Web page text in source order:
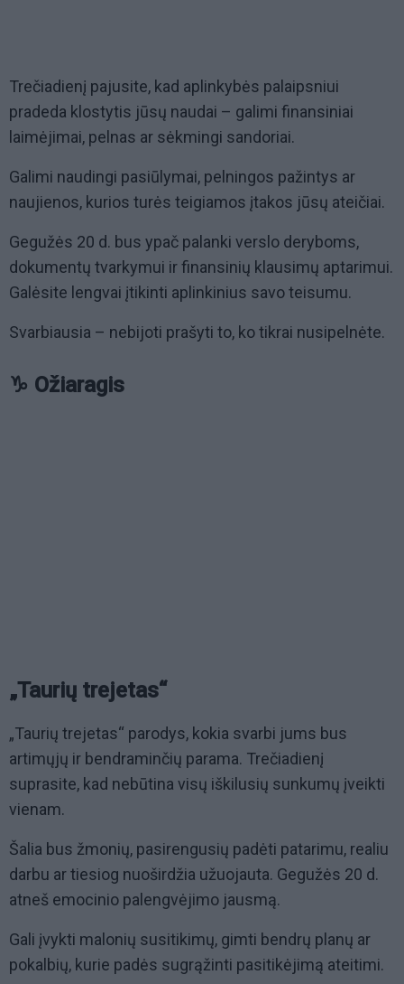
Trečiadienį pajusite, kad aplinkybės palaipsniui
pradeda klostytis jūsų naudai – galimi finansiniai
laimėjimai, pelnas ar sėkmingi sandoriai.
Galimi naudingi pasiūlymai, pelningos pažintys ar
naujienos, kurios turės teigiamos įtakos jūsų ateičiai.
Gegužės 20 d. bus ypač palanki verslo deryboms,
dokumentų tvarkymui ir finansinių klausimų aptarimui.
Galėsite lengvai įtikinti aplinkinius savo teisumu.
Svarbiausia – nebijoti prašyti to, ko tikrai nusipelnėte.
♑ Ožiaragis
„Taurių trejetas“
„Taurių trejetas“ parodys, kokia svarbi jums bus
artimųjų ir bendraminčių parama. Trečiadienį
suprasite, kad nebūtina visų iškilusių sunkumų įveikti
vienam.
Šalia bus žmonių, pasirengusių padėti patarimu, realiu
darbu ar tiesiog nuoširdžia užuojauta. Gegužės 20 d.
atneš emocinio palengvėjimo jausmą.
Gali įvykti malonių susitikimų, gimti bendrų planų ar
pokalbių, kurie padės sugrąžinti pasitikėjimą ateitimi.